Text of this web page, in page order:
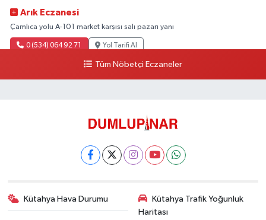
Arık Eczanesi
Çamlıca yolu A-101 market karşısı salı pazarı yanı
0 (534) 064 92 71 Yol Tarifi Al
Tüm Nöbetçi Eczaneler
Kütahya Hava Durumu
Kütahya Trafik Yoğunluk
Haritası